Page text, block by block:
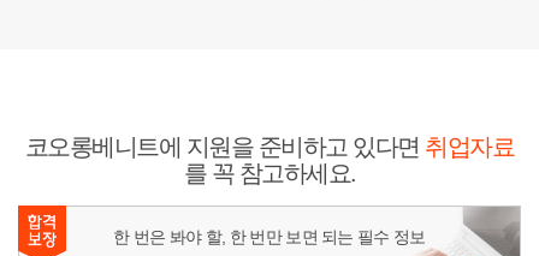
코오롱베니트에 지원을 준비하고 있다면 취업자료
를 꼭 참고하세요.
한 번은 봐야 할, 한 번만 보면 되는 필수 정보